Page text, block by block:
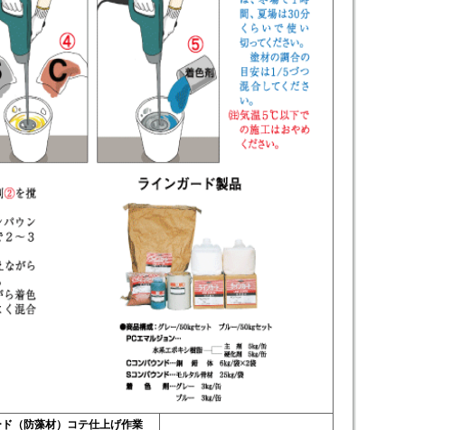
（防藻材）コテ仕上げ作業